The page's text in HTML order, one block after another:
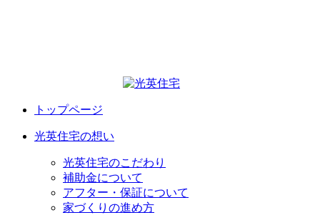
トップページ
光英住宅の想い
光英住宅のこだわり
補助金について
アフター・保証について
家づくりの進め方